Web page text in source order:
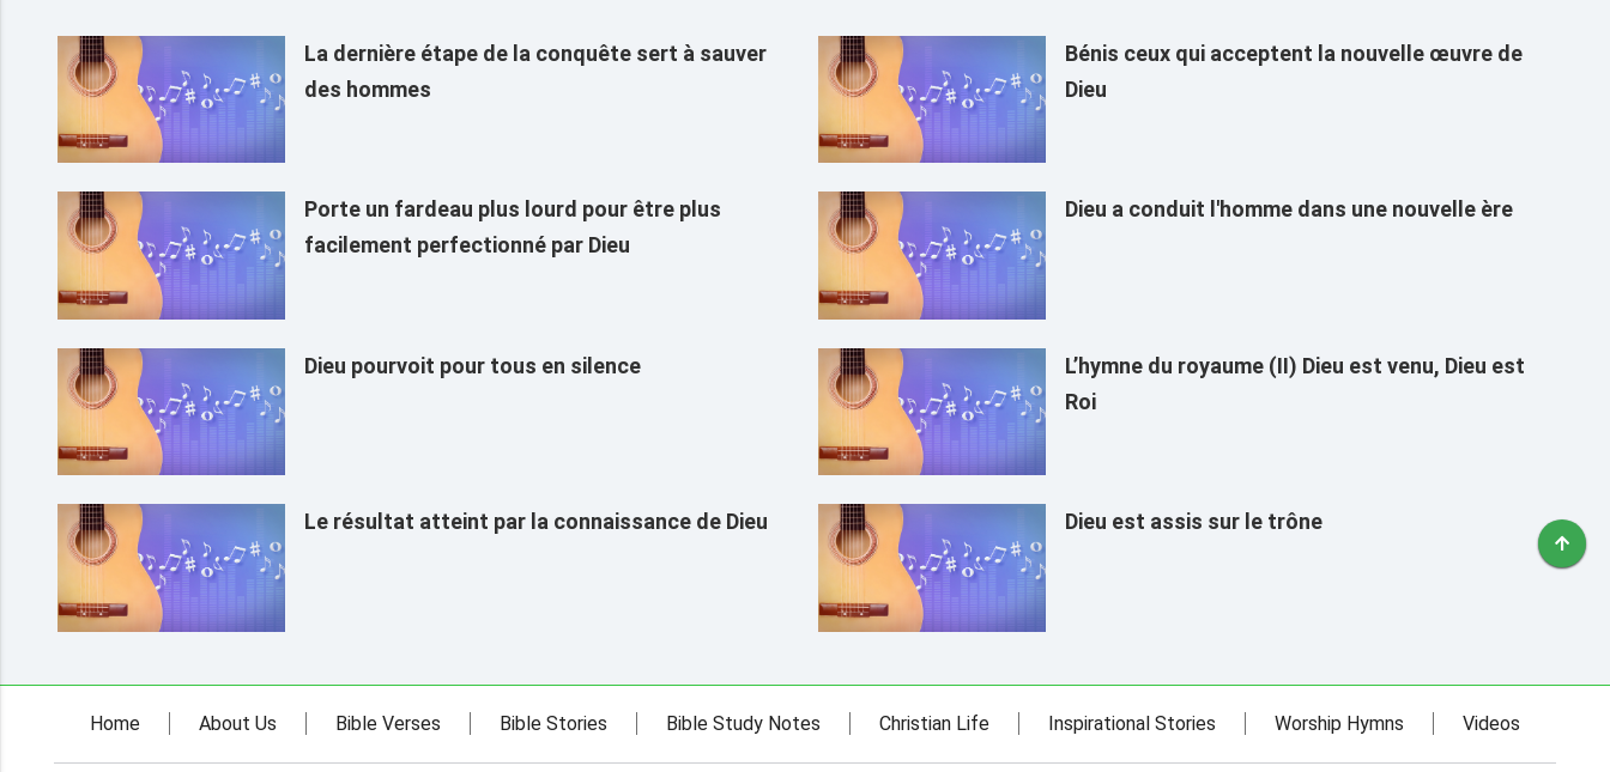
La dernière étape de la conquête sert à sauver
des hommes
Bénis ceux qui acceptent la nouvelle œuvre de
Dieu
Porte un fardeau plus lourd pour être plus
facilement perfectionné par Dieu
Dieu a conduit l'homme dans une nouvelle ère
Dieu pourvoit pour tous en silence
L’hymne du royaume (II) Dieu est venu, Dieu est
Roi
Le résultat atteint par la connaissance de Dieu Dieu est assis sur le trône
Home About Us Bible Verses Bible Stories Bible Study Notes Christian Life Inspirational Stories Worship Hymns Videos